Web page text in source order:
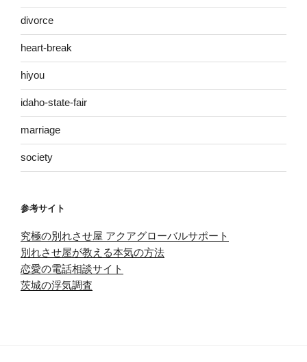
divorce
heart-break
hiyou
idaho-state-fair
marriage
society
参考サイト
究極の別れさせ屋 アクアグローバルサポート
別れさせ屋が教える本気の方法
恋愛の電話相談サイト
茨城の浮気調査